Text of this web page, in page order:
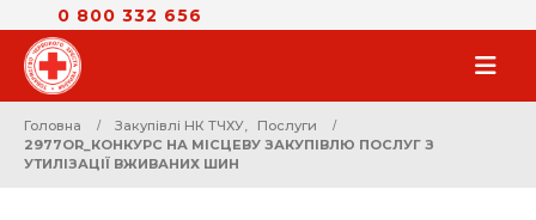
0 800 332 656
Головна Закупівлі НК ТЧХУ,
Послуги
2977OR_КОНКУРС НА МІСЦЕВУ ЗАКУПІВЛЮ ПОСЛУГ З
УТИЛІЗАЦІЇ ВЖИВАНИХ ШИН